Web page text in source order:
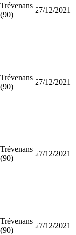
Trévenans
(90)
27/12/2021
Trévenans
(90)
27/12/2021
Trévenans
(90)
27/12/2021
Trévenans
(90)
27/12/2021